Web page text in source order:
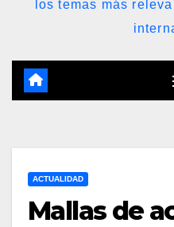
los temas más
ACTUALIDAD
Mallas de